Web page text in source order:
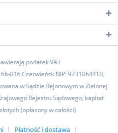
podatek VAT
66-016 Czerwieńsk NIP: 9731064410,
w Sądzie Rejonowym w Zielonej
Rejestru Sądowego, kapitał
(opłacony w całości)
Płatność i dostawa